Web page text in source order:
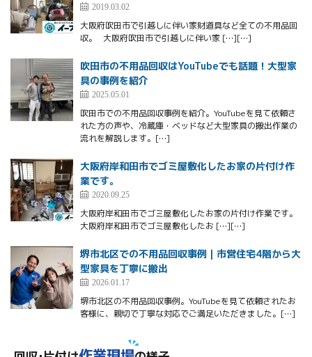
2019.03.02
大阪府吹田市で引越しに伴い家財道具など全ての不用品回
収。 大阪府吹田市で引越しに伴い家 […][…]
吹田市の不用品回収はYouTubeでも話題！大型家
具の事例を紹介
2025.05.01
吹田市での不用品回収事例を紹介。YouTubeを見て依頼さ
れた方の声や、冷蔵庫・ベッドなど大型家具の搬出作業の
流れを解説します。[…]
大阪府岸和田市でゴミ屋敷化したお家の片付け作
業です。
2020.09.25
大阪府岸和田市でゴミ屋敷化したお家の片付け作業です。
大阪府岸和田市でゴミ屋敷化したお […][…]
堺市北区での不用品回収事例｜市営住宅4階から大
型家具を丁寧に搬出
2026.01.17
堺市北区の不用品回収事例。YouTubeを見て依頼されたお
客様に、親切で丁寧な対応でご満足いただきました。[…]